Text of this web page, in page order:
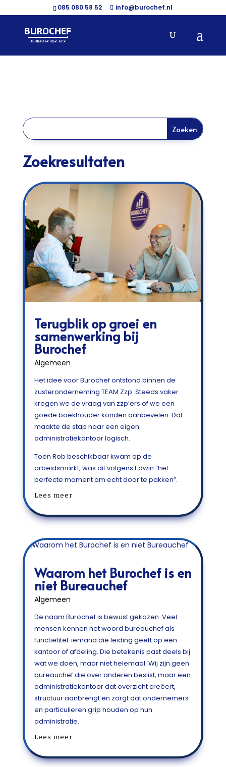
085 080 58 52 info@burochef.nl
Zoekresultaten
Terugblik op groei en
samenwerking bij
Burochef
Algemeen
Het idee voor Burochef ontstond binnen de
zusteronderneming TEAM Zzp. Steeds vaker
kregen we de vraag van zzp’ers of we een
goede boekhouder konden aanbevelen. Dat
maakte de stap naar een eigen
administratiekantoor logisch.
Toen Rob beschikbaar kwam op de
arbeidsmarkt, was dit volgens Edwin “het
perfecte moment om echt door te pakken”.
Lees meer
Waarom het Burochef is en
niet Bureauchef
Algemeen
De naam Burochef is bewust gekozen. Veel
mensen kennen het woord bureauchef als
functietitel: iemand die leiding geeft op een
kantoor of afdeling. Die betekenis past deels bij
wat we doen, maar niet helemaal. Wij zijn geen
bureauchef die over anderen beslist, maar een
administratiekantoor dat overzicht creëert,
structuur aanbrengt en zorgt dat ondernemers
en particulieren grip houden op hun
administratie.
Lees meer